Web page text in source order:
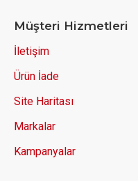
Müşteri Hizmetleri
İletişim
Ürün İade
Site Haritası
Markalar
Kampanyalar